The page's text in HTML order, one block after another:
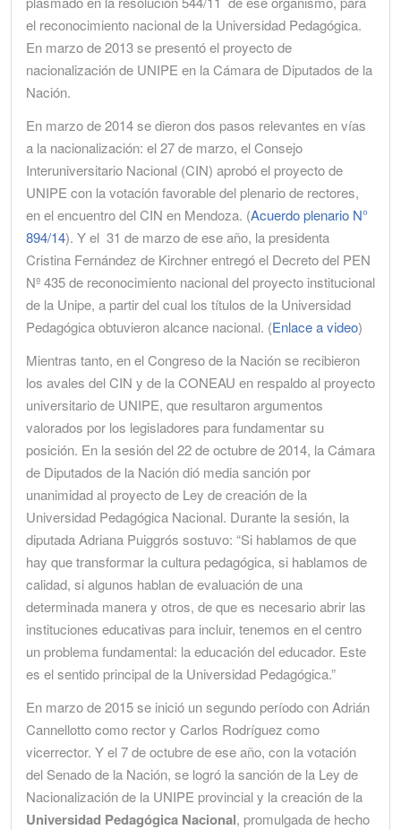
el reconocimiento nacional de la Universidad Pedagógica.
En marzo de 2013 se presentó el proyecto de
nacionalización de UNIPE en la Cámara de Diputados de la
Nación.
En marzo de 2014 se dieron dos pasos relevantes en vías
a la nacionalización: el 27 de marzo, el Consejo
Interuniversitario Nacional (CIN) aprobó el proyecto de
UNIPE con la votación favorable del plenario de rectores,
en el encuentro del CIN en Mendoza. (Acuerdo plenario N°
894/14). Y el 31 de marzo de ese año, la presidenta
Cristina Fernández de Kirchner entregó el Decreto del PEN
Nº 435 de reconocimiento nacional del proyecto institucional
de la Unipe, a partir del cual los títulos de la Universidad
Pedagógica obtuvieron alcance nacional. (Enlace a video)
Mientras tanto, en el Congreso de la Nación se recibieron
los avales del CIN y de la CONEAU en respaldo al proyecto
universitario de UNIPE, que resultaron argumentos
valorados por los legisladores para fundamentar su
posición. En la sesión del 22 de octubre de 2014, la Cámara
de Diputados de la Nación dió media sanción por
unanimidad al proyecto de Ley de creación de la
Universidad Pedagógica Nacional. Durante la sesión, la
diputada Adriana Puiggrós sostuvo: “Si hablamos de que
hay que transformar la cultura pedagógica, si hablamos de
calidad, si algunos hablan de evaluación de una
determinada manera y otros, de que es necesario abrir las
instituciones educativas para incluir, tenemos en el centro
un problema fundamental: la educación del educador. Este
es el sentido principal de la Universidad Pedagógica.”
En marzo de 2015 se inició un segundo período con Adrián
Cannellotto como rector y Carlos Rodríguez como
vicerrector. Y el 7 de octubre de ese año, con la votación
del Senado de la Nación, se logró la sanción de la Ley de
Nacionalización de la UNIPE provincial y la creación de la
Universidad Pedagógica Nacional, promulgada de hecho